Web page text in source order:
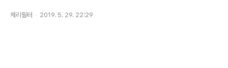
체리필터 2019. 5. 29. 22:29